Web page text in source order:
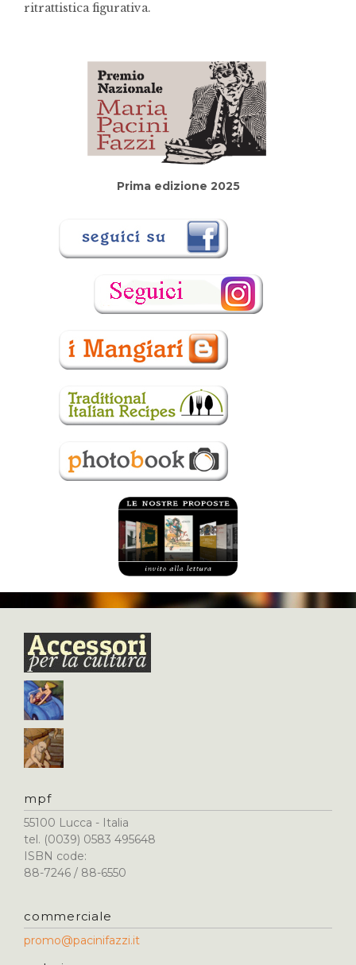
ritrattistica figurativa.
Prima edizione 2025
mpf
55100 Lucca - Italia
tel. (0039) 0583 495648
ISBN code:
88-7246 / 88-6550
commerciale
promo@pacinifazzi.it